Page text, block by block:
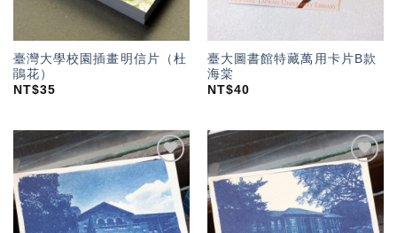
臺灣大學校園插畫明信片（杜
鵑花）
NT$35
臺大圖書館特藏萬用卡片B款
海棠
NT$40
加入
「願
望輕
單」
加入
「願
望輕
單」